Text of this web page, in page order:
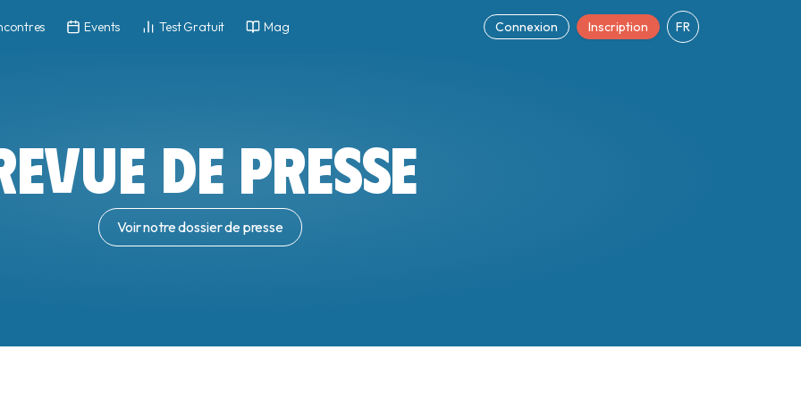
Connexion Inscription FR
Events Test Gratuit Mag
DE PRESSE
Voir notre dossier de presse